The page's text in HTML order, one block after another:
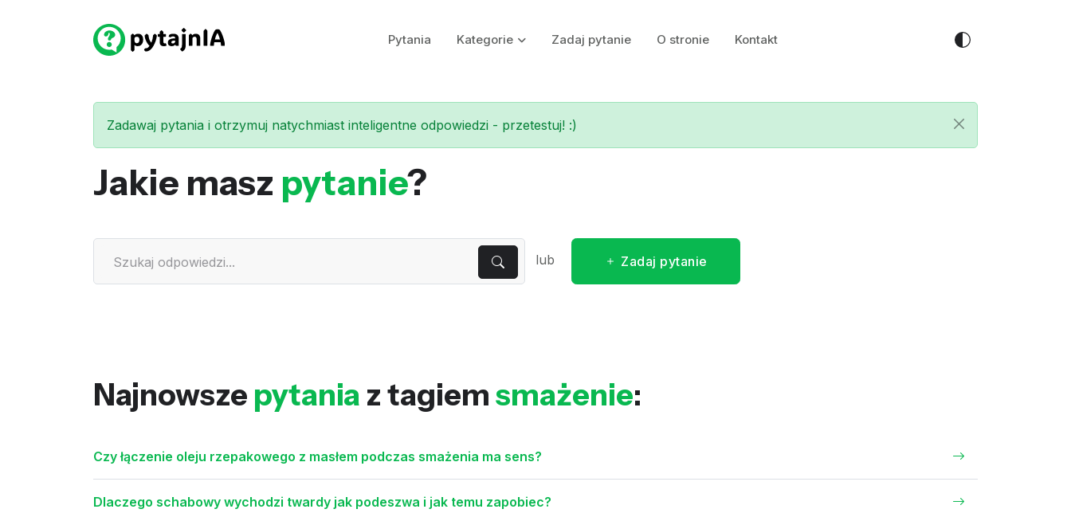
Pytania Kategorie Zadaj pytanie O stronie Kontakt
Zadawaj pytania i otrzymuj natychmiast inteligentne odpowiedzi - przetestuj! :)
Jakie masz pytanie?
lub Zadaj pytanie
Najnowsze pytania z tagiemsmażenie:
Czy łączenie oleju rzepakowego z masłem podczas smażenia ma sens?
Dlaczego schabowy wychodzi twardy jak podeszwa i jak temu zapobiec?